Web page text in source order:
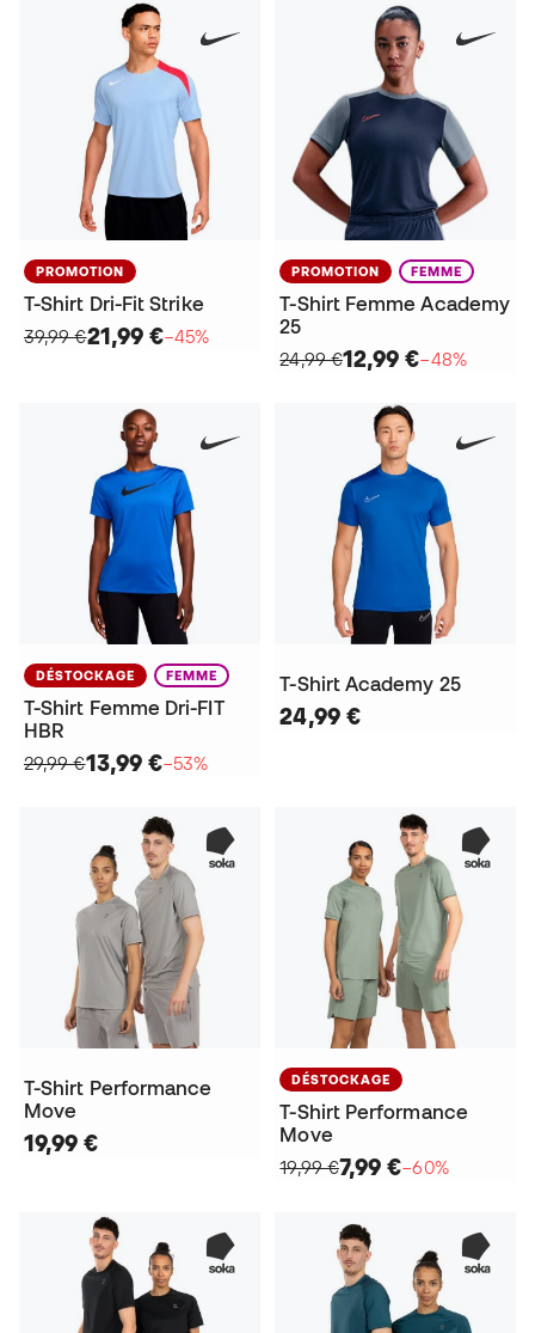
PROMOTION
T-Shirt Dri-Fit Strike
39,99 €21,99 €−45%
PROMOTION FEMME
T-Shirt Femme Academy
25
24,99 €12,99 €−48%
DÉSTOCKAGE FEMME
T-Shirt Femme Dri-FIT
HBR
29,99 €13,99 €−53%
T-Shirt Academy 25
24,99 €
T-Shirt Performance
Move
19,99 €
DÉSTOCKAGE
T-Shirt Performance
Move
19,99 €7,99 €−60%